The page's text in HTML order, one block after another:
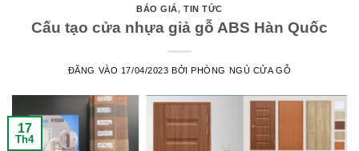
BÁO GIÁ,TIN TỨC
Cấu tạo cửa nhựa giả gỗ ABS Hàn Quốc
ĐĂNG VÀO 17/04/2023 BỞIPHÒNG NGỦ CỬA GỖ
17
Th4